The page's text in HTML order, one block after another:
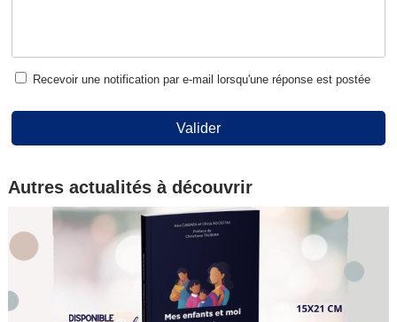
Recevoir une notification par e-mail lorsqu'une réponse est postée
Valider
Autres actualités à découvrir